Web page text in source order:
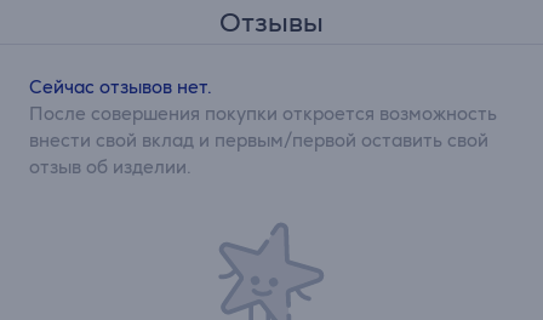
Отзывы
Сейчас отзывов нет.
После совершения покупки откроется возможность
внести свой вклад и первым/первой оставить свой
отзыв об изделии.